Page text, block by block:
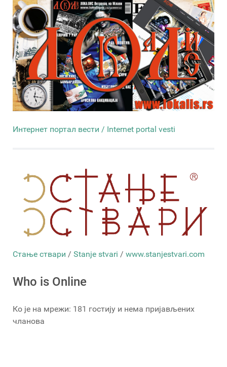
Интернет портал вести / Internet portal vesti
Стање ствари / Stanje stvari / www.stanjestvari.com
Who is Online
Ко је на мрежи: 181 гостију и нема пријављених
чланова